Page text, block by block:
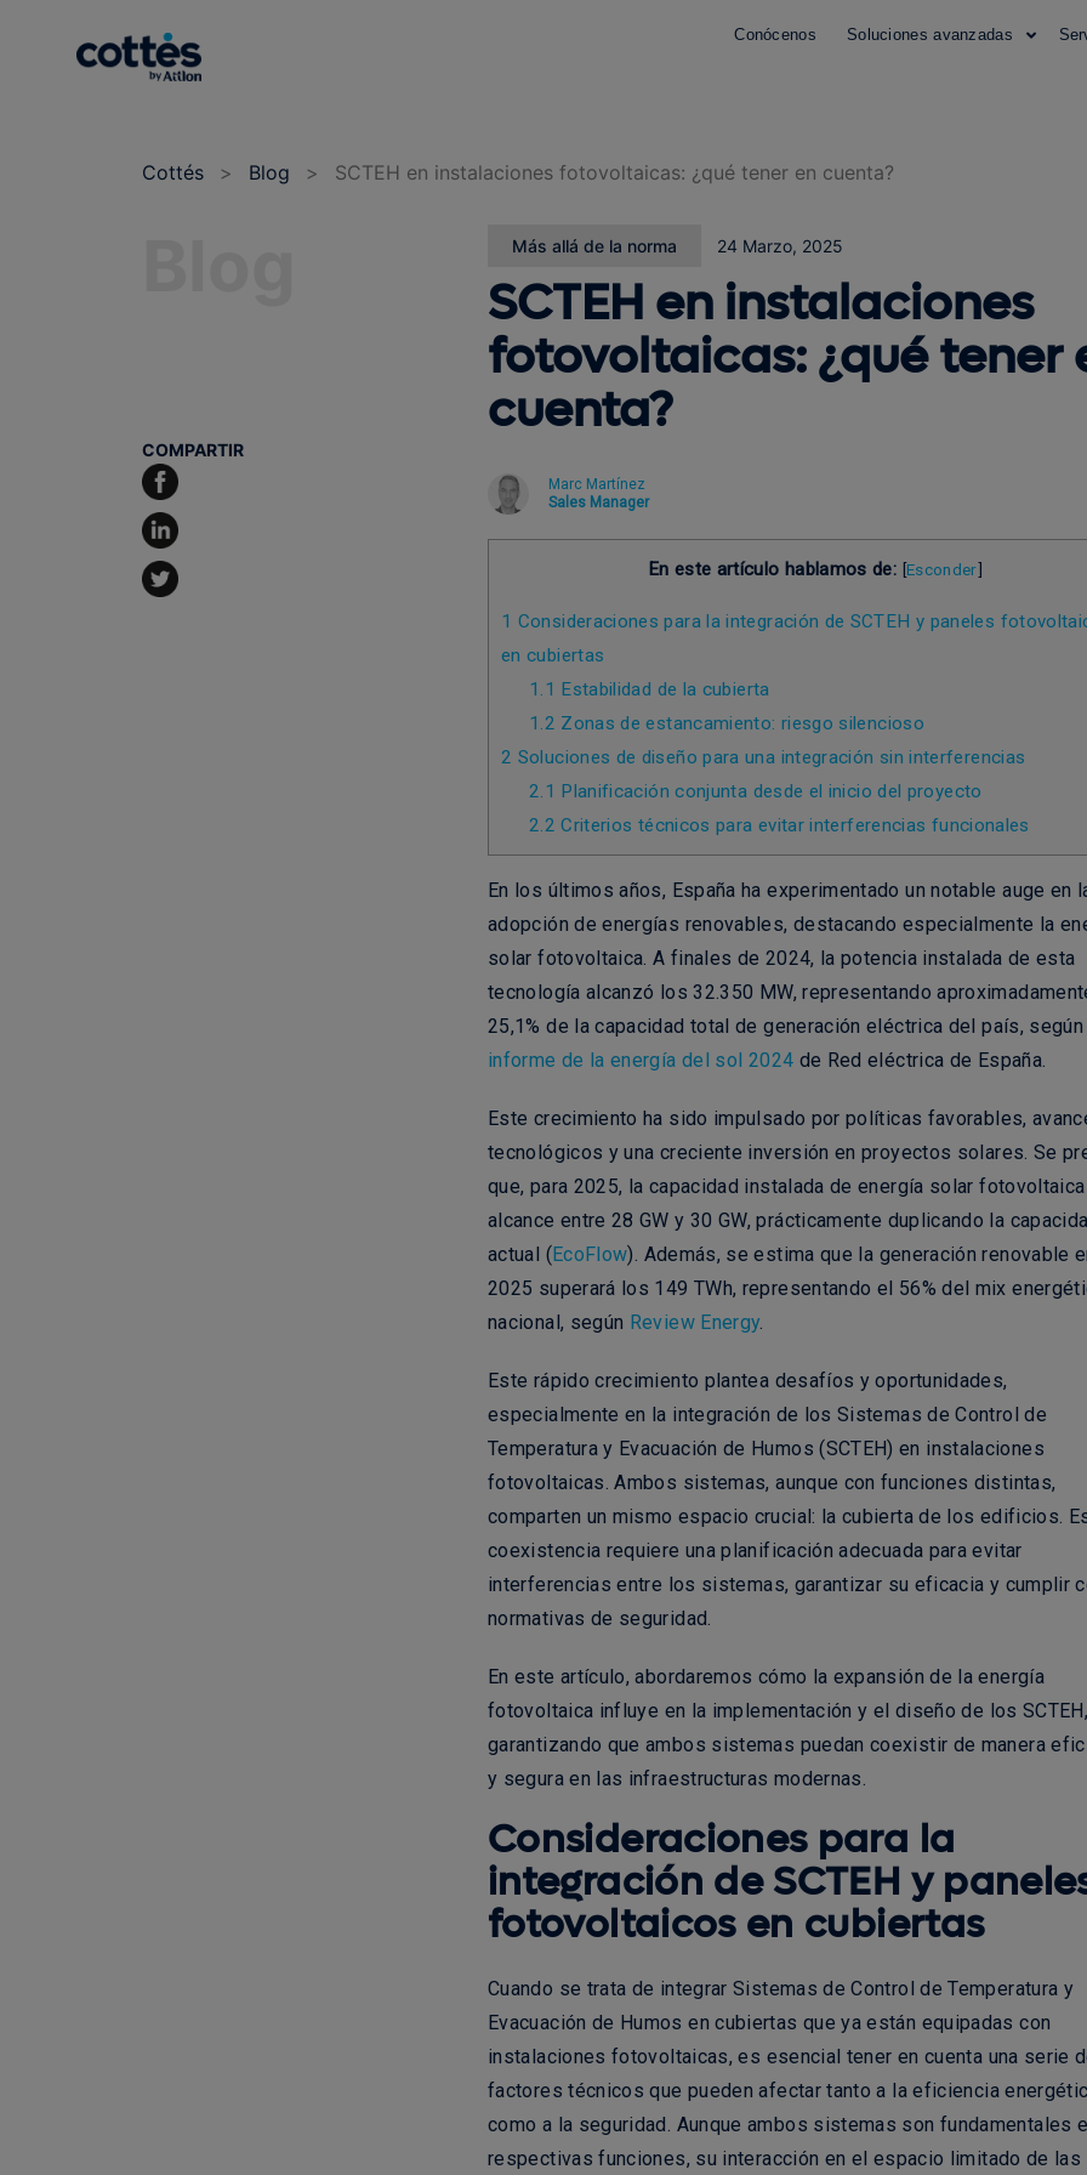
Conócenos Soluciones avanzadas
Cottés > Blog > SCTEH en instalaciones fotovoltaicas: ¿qué tener en cuenta?
COMPARTIR
Más allá de la norma 24 Marzo, 2025
SCTEH en instalaciones
fotovoltaicas: ¿qué tener
cuenta?
Marc Martínez
Sales Manager
En este artículo hablamos de: [Esconder]
1 Consideraciones para la integración de SCTEH y paneles
en cubiertas
1.1 Estabilidad de la cubierta
1.2 Zonas de estancamiento: riesgo silencioso
2 Soluciones de diseño para una integración sin interferencias
2.1 Planificación conjunta desde el inicio del proyecto
2.2 Criterios técnicos para evitar interferencias funcionales
En los últimos años, España ha experimentado un notable auge en
adopción de energías renovables, destacando especialmente la
solar fotovoltaica. A finales de 2024, la potencia instalada de esta
tecnología alcanzó los32.350 MW, representando
25,1% de la capacidad total de generación eléctrica del país, según
informe de la energía del sol 2024 de Red eléctrica de España.
Este crecimiento ha sido impulsado por políticas favorables,
tecnológicos y una creciente inversión en proyectos solares. Se
que, para 2025, la capacidad instalada de energía solar fotovoltaica
alcance entre28 GW y 30 GW, prácticamente duplicando la
actual ( EcoFlow). Además, se estima que la generación renovable
2025 superará los 149 TWh, representando el 56% del mix
nacional, según Review Energy.
Este rápido crecimiento plantea desafíos y oportunidades,
especialmente en la integración de losSistemas de Control de
Temperatura y Evacuación de Humos (SCTEH) en instalaciones
fotovoltaicas. Ambos sistemas, aunque con funciones distintas,
comparten un mismo espacio crucial: lacubierta de los edificios.
coexistencia requiere una planificación adecuada para evitar
interferencias entre los sistemas, garantizar su eficacia y cumplir
normativas de seguridad.
En este artículo, abordaremos cómo la expansión de la energía
fotovoltaica influye en la implementación y el diseño de los SCTEH,
garantizando que ambos sistemas puedan coexistir de manera
y segura en las infraestructuras modernas.
Consideraciones para la
integración de SCTEH y
fotovoltaicos en cubiertas
Cuando se trata de integrarSistemas de Control de Temperatura y
Evacuación de Humosen cubiertas que ya están equipadas con
instalaciones fotovoltaicas, es esencial tener en cuenta una serie
factores técnicos que pueden afectar tanto a laeficiencia
como a la seguridad. Aunque ambos sistemas son fundamentales
respectivas funciones, su interacción en el espacio limitado de las